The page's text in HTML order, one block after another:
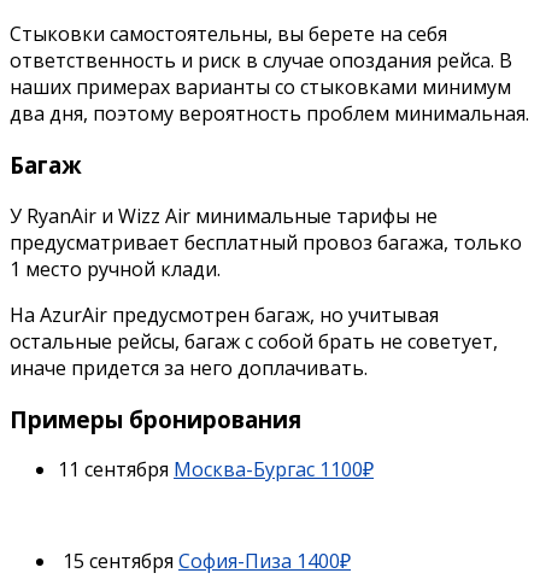
Стыковки самостоятельны, вы берете на себя
ответственность и риск в случае опоздания рейса. В
наших примерах варианты со стыковками минимум
два дня, поэтому вероятность проблем минимальная.
Багаж
У RyanAir и Wizz Air минимальные тарифы не
предусматривает бесплатный провоз багажа, только
1 место ручной клади.
На AzurAir предусмотрен багаж, но учитывая
остальные рейсы, багаж с собой брать не советует,
иначе придется за него доплачивать.
Примеры бронирования
11 сентября Москва-Бургас 1100₽
15 сентября София-Пиза 1400₽